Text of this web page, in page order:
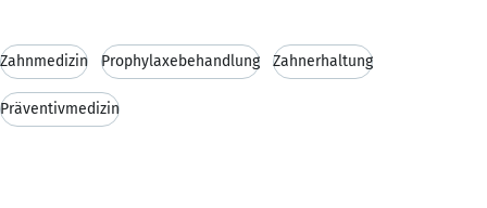
Zahnmedizin Prophylaxebehandlung Zahnerhaltung
Präventivmedizin